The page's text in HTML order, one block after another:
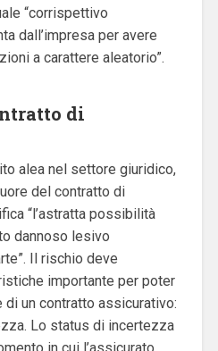
“corrispettivo
dall’impresa per avere
a carattere aleatorio”.
di
alea nel settore giuridico,
del contratto di
“l’astratta possibilità
dannoso lesivo
Il rischio deve
importante per poter
un contratto assicurativo:
Lo status di incertezza